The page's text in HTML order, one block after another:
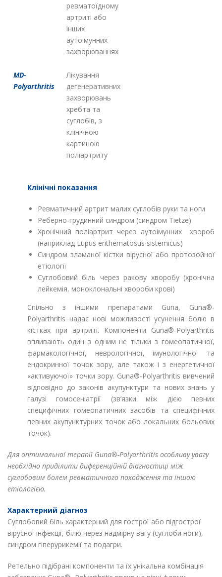
ревматоїдному
артриті або
інших
аутоімунних
захворюваннях
MD-
Polyarthritis
Лікування
дегенеративних
захворювань
хребта та
суглобів, з
клінічною
картиною
поліартриту
Клінічні показання
Ревматичний артрит малих суглобів руки та ноги
Реберно-грудинний синдром (синдром Tietze)
Хронічний поліартрит через аутоімунних хвороб
(наприклад Lupus erithematosus sistemicus)
Синдром зламаної кістки вірусної або протозойної
етіології
Суглобовий біль через ракову хворобу (хронічна
лейкемія, моноклональні хвороби крові)
Спільно з іншими препаратами Guna, Guna®-
Polyarthritis надає нові можливості усунення болю в
кістках при артриті. Компоненти Guna®-Polyarthritis
впливають один з одним не тільки з гомеопатичної,
фармакологічної, неврологічної, імунологічної та
ендокринної точок зору, але також і з енергетичної
«активуючої» точки зору. Guna®-Polyarthritis вивчений
відповідно до законів акупунктури та нових знань у
галузі гомосеніатрії (зв’язки між дією певних
специфічних гомеопатичних засобів та специфічних
певних акупунктурних точок або локальних больових
точок).
Для оптимальної терапії Guna®-Polyarthritis особливу увагу
необхідно приділити диференційній діагностиці між
суглобовим болем ревматичного походження та іншою
етіологією.
Характерний діагноз
Суглобовий біль характерний для гострої або підгострої
вірусної інфекції, білю через надмірну вагу (суглоби ноги),
синдром гіперурикемії та подагри.
Ретельно підібрані компоненти та їх унікальна комбінація